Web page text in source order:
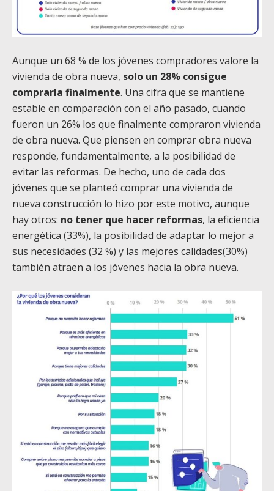
Aunque un 68 % de los jóvenes compradores valore la
vivienda de obra nueva, solo un 28% consigue
comprarla finalmente. Una cifra que se mantiene
estable en comparación con el año pasado, cuando
fueron un 26% los que finalmente compraron vivienda
de obra nueva. Que piensen en comprar obra nueva
responde, fundamentalmente, a la posibilidad de
evitar las reformas. De hecho, uno de cada dos
jóvenes que se planteó comprar una vivienda de
nueva construcción lo hizo por este motivo, aunque
hay otros: no tener que hacer reformas, la eficiencia
energética (33%), la posibilidad de adaptar lo mejor a
sus necesidades (32 %) y las mejores calidades(30%)
también atraen a los jóvenes hacia la obra nueva.